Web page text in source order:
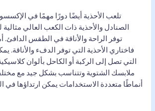
تلعب الأحذية أيضًا دورًا مهمًا في
الصنادل والأحذية ذات الكعب العالي
توفر الراحة والأناقة في الطقس
فاختاري الأحذية التي توفر الدفء والأناقة.
التي تصل إلى الركبة أو الكاحل بألوان
ملابسك الشتوية وتتناسب بشكل جيد مع
أنماطًا متعددة الاستخدامات يمكن ارتداؤها في